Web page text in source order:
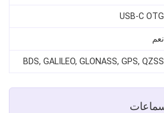
USB-C OTG
نعم
BDS, GALILEO, GLONASS, GPS, QZSS